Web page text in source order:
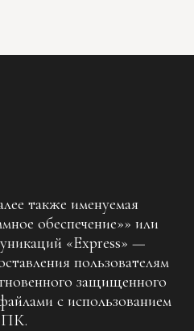
также именуемая
обеспечение»» или
«Express» —
пользователям
защищенного
с использованием
ПК.